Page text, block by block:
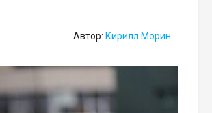
Автор: Кирилл Морин